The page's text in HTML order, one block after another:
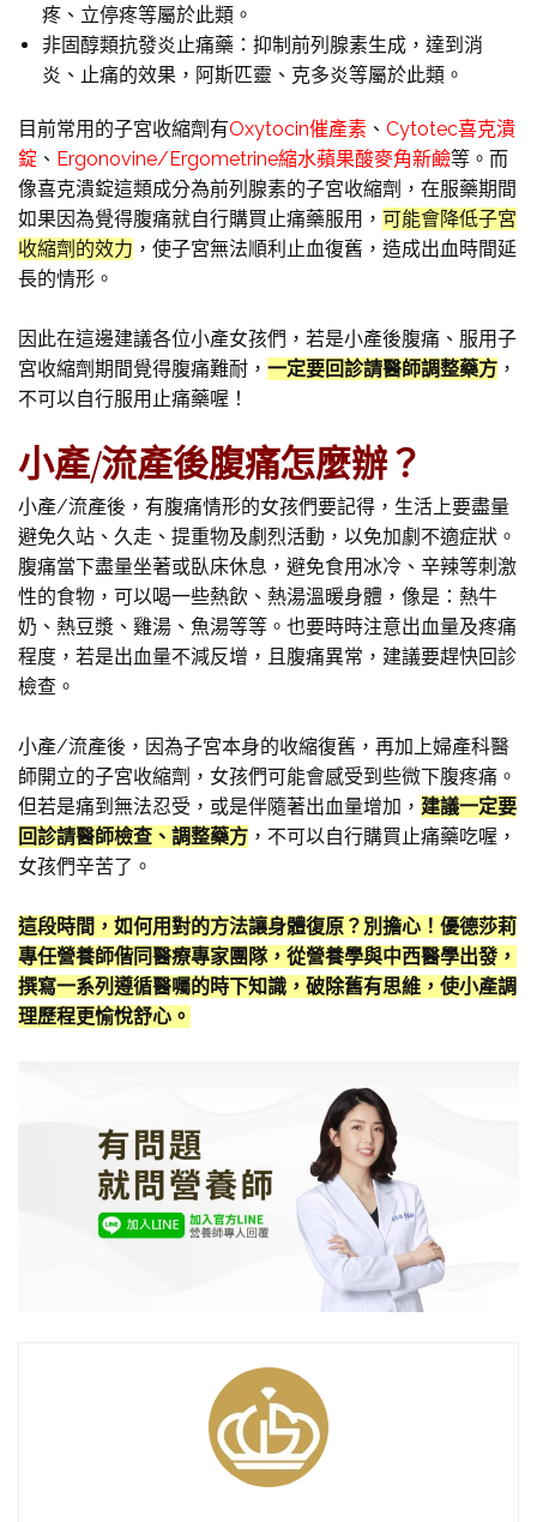
疼、立停疼等屬於此類。
非固醇類抗發炎止痛藥：抑制前列腺素生成，達到消
炎、止痛的效果，阿斯匹靈、克多炎等屬於此類。
目前常用的子宮收縮劑有Oxytocin催產素 、 Cytotec喜克潰
錠 、 Ergonovine/Ergometrine縮水蘋果酸麥角新鹼等。而
像喜克潰錠這類成分為前列腺素的子宮收縮劑，在服藥期間
如果因為覺得腹痛就自行購買止痛藥服用， 可能會降低子宮
收縮劑的效力 ，使子宮無法順利止血復舊，造成出血時間延
長的情形。
因此在這邊建議各位小產女孩們，若是小產後腹痛、服用子
宮收縮劑期間覺得腹痛難耐， 一定要回診請醫師調整藥方 ，
不可以自行服用止痛藥喔！
小產/流產後腹痛怎麼辦？
小產/流產後，有腹痛情形的女孩們要記得，生活上要盡量
避免久站、久走、提重物及劇烈活動，以免加劇不適症狀。
腹痛當下盡量坐著或臥床休息，避免食用冰冷、辛辣等刺激
性的食物，可以喝一些熱飲、熱湯溫暖身體，像是：熱牛
奶、熱豆漿、雞湯、魚湯等等。也要時時注意出血量及疼痛
程度，若是出血量不減反增，且腹痛異常，建議要趕快回診
檢查。
小產/流產後，因為子宮本身的收縮復舊，再加上婦產科醫
師開立的子宮收縮劑，女孩們可能會感受到些微下腹疼痛。
但若是痛到無法忍受，或是伴隨著出血量增加， 建議一定要
回診請醫師檢查、調整藥方 ，不可以自行購買止痛藥吃喔，
女孩們辛苦了。
這段時間，如何用對的方法讓身體復原？別擔心！優德莎莉
專任營養師偕同醫療專家團隊，從營養學與中西醫學出發，
撰寫一系列遵循醫囑的時下知識，破除舊有思維，使小產調
理歷程更愉悅舒心。